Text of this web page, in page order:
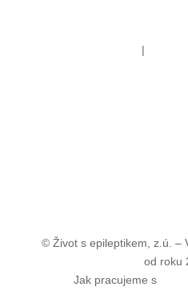
|
© Život s epileptikem, z.ú. –
od roku
Jak pracujeme s